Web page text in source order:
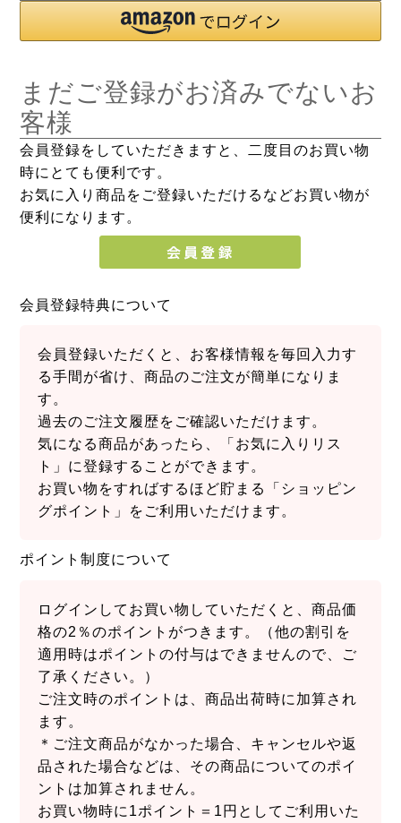
まだご登録がお済みでないお
客様
会員登録をしていただきますと、二度目のお買い物
時にとても便利です。
お気に入り商品をご登録いただけるなどお買い物が
便利になります。
会員登録特典について
会員登録いただくと、お客様情報を毎回入力す
る手間が省け、商品のご注文が簡単になりま
す。
過去のご注文履歴をご確認いただけます。
気になる商品があったら、「お気に入りリス
ト」に登録することができます。
お買い物をすればするほど貯まる「ショッピン
グポイント」をご利用いただけます。
ポイント制度について
ログインしてお買い物していただくと、商品価
格の2％のポイントがつきます。（他の割引を
適用時はポイントの付与はできませんので、ご
了承ください。）
ご注文時のポイントは、商品出荷時に加算され
ます。
＊ご注文商品がなかった場合、キャンセルや返
品された場合などは、その商品についてのポイ
ントは加算されません。
お買い物時に1ポイント＝1円としてご利用いた